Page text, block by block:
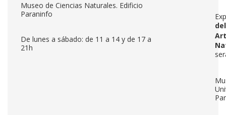
Museo de Ciencias Naturales. Edificio
Paraninfo
De lunes a sábado: de 11 a 14 y de 17 a
21h